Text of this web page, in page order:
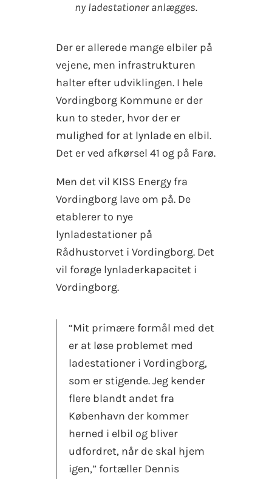
ny ladestationer anlægges.
Der er allerede mange elbiler på
vejene, men infrastrukturen
halter efter udviklingen. I hele
Vordingborg Kommune er der
kun to steder, hvor der er
mulighed for at lynlade en elbil.
Det er ved afkørsel 41 og på Farø.
Men det vil KISS Energy fra
Vordingborg lave om på. De
etablerer to nye
lynladestationer på
Rådhustorvet i Vordingborg. Det
vil forøge lynladerkapacitet i
Vordingborg.
“Mit primære formål med det
er at løse problemet med
ladestationer i Vordingborg,
som er stigende. Jeg kender
flere blandt andet fra
København der kommer
herned i elbil og bliver
udfordret, når de skal hjem
igen,” fortæller Dennis